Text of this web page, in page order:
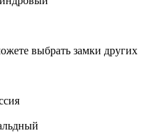
выбрать замки других